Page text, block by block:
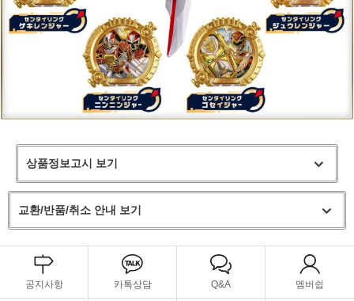
상품정보고시 보기
교환/반품/취소 안내 보기
공지사항 카톡상담 Q&A 멤버쉽